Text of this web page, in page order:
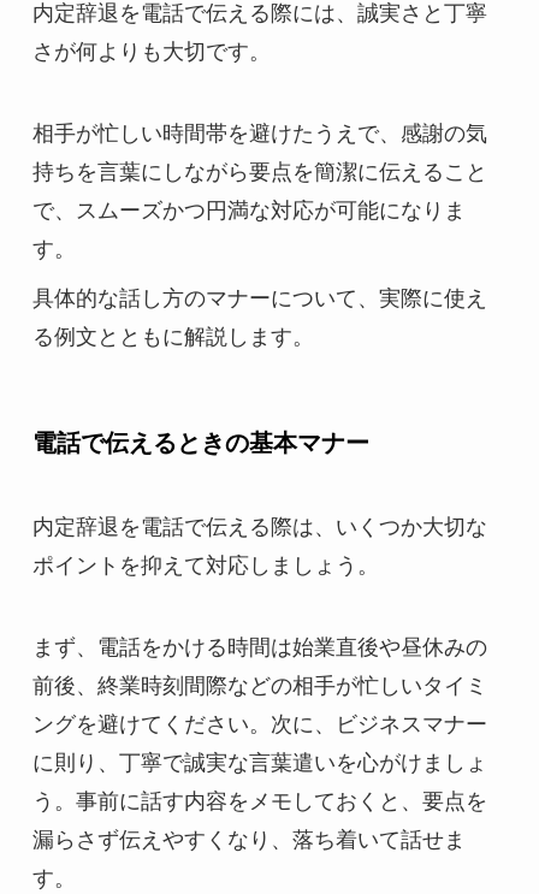
内定辞退を電話で伝える際には、誠実さと丁寧
さが何よりも大切です。
相手が忙しい時間帯を避けたうえで、感謝の気
持ちを言葉にしながら要点を簡潔に伝えること
で、スムーズかつ円満な対応が可能になりま
す。
具体的な話し方のマナーについて、実際に使え
る例文とともに解説します。
電話で伝えるときの基本マナー
内定辞退を電話で伝える際は、いくつか大切な
ポイントを抑えて対応しましょう。
まず、電話をかける時間は始業直後や昼休みの
前後、終業時刻間際などの相手が忙しいタイミ
ングを避けてください。次に、ビジネスマナー
に則り、丁寧で誠実な言葉遣いを心がけましょ
う。事前に話す内容をメモしておくと、要点を
漏らさず伝えやすくなり、落ち着いて話せま
す。